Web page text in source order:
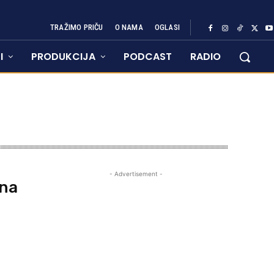
TRAŽIMO PRIČU O NAMA OGLASI
PRODUKCIJA PODCAST RADIO
- Advertisement -